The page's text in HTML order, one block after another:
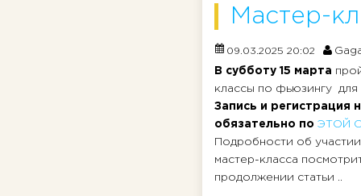
Мастер-
09.03.2025 20:02
В субботу 15 марта
классы по фьюзингу для
Запись и регистрация
обязательно по ЭТОЙ
Подробности об
мастер-класса
продолжении статьи ..